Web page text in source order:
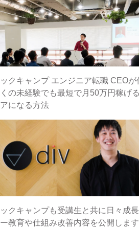
クキャンプ エンジニア転職 CEOが
の未経験でも最短で月50万円稼げ
になる方法
クキャンプも受講生と共に日々成
教育や仕組み改善内容を公開します